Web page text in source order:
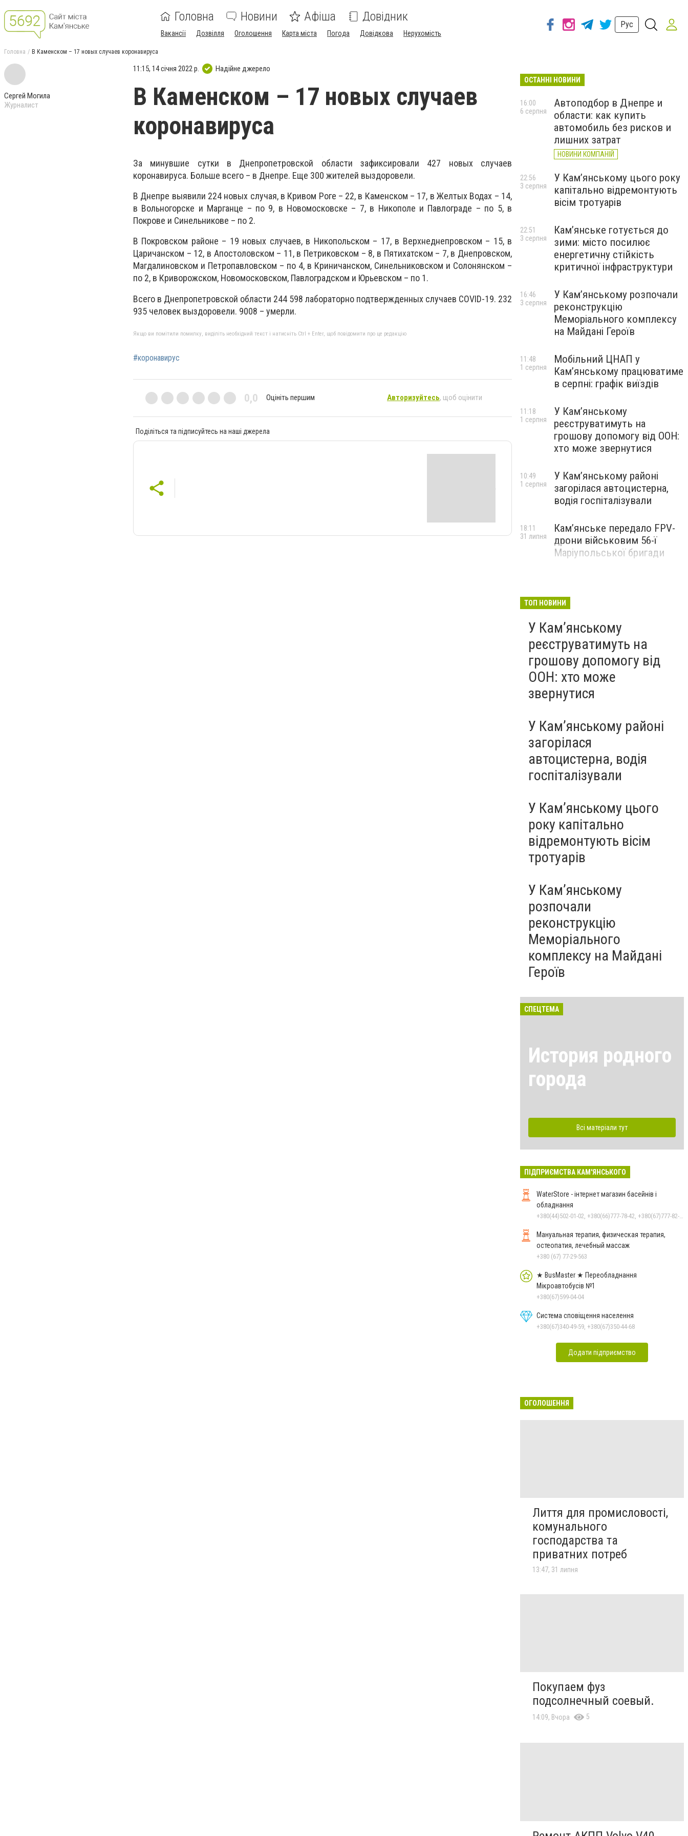
Головна Новини Афіша Довідник
Вакансії Дозвілля Оголошення Карта міста Погода Довідкова Нерухомість
Рус
Головна В Каменском – 17 новых случаев коронавируса
Сергей Могила
Журналист
11:15, 14 січня 2022 р. Надійне джерело
В Каменском – 17 новых случаев
коронавируса
За минувшие сутки в Днепропетровской области зафиксировали 427 новых случаев
коронавируса. Больше всего – в Днепре. Еще 300 жителей выздоровели.
В Днепре выявили 224 новых случая, в Кривом Роге – 22, в Каменском – 17, в Желтых Водах – 14,
в Вольногорске и Марганце – по 9, в Новомосковске – 7, в Никополе и Павлограде – по 5, в
Покрове и Синельникове – по 2.
В Покровском районе – 19 новых случаев, в Никопольском – 17, в Верхнеднепровском – 15, в
Царичанском – 12, в Апостоловском – 11, в Петриковском – 8, в Пятихатском – 7, в Днепровском,
Магдалиновском и Петропавловском – по 4, в Криничанском, Синельниковском и Солонянском –
по 2, в Криворожском, Новомосковском, Павлоградском и Юрьевском – по 1.
Всего в Днепропетровской области 244 598 лабораторно подтвержденных случаев COVID-19. 232
935 человек выздоровели. 9008 – умерли.
Якщо ви помітили помилку, виділіть необхідний текст і натисніть Ctrl + Enter, щоб повідомити про це редакцію
#коронавирус
0,0 Оцініть першим Авторизуйтесь, щоб оцінити
Поділіться та підписуйтесь на наші джерела
ОСТАННІ НОВИНИ
Автоподбор в Днепре и
области: как купить
автомобиль без рисков и
лишних затрат
НОВИНИ КОМПАНІЙ
16:00
6 серпня
У Кам’янському цього року
капітально відремонтують
вісім тротуарів
22:56
3 серпня
Кам’янське готується до
зими: місто посилює
енергетичну стійкість
критичної інфраструктури
22:51
3 серпня
У Кам’янському розпочали
реконструкцію
Меморіального комплексу
на Майдані Героїв
16:46
3 серпня
Мобільний ЦНАП у
Кам’янському працюватиме
в серпні: графік виїздів
11:48
1 серпня
У Кам’янському
реєструватимуть на
грошову допомогу від ООН:
хто може звернутися
11:18
1 серпня
У Кам’янському районі
загорілася автоцистерна,
водія госпіталізували
10:49
1 серпня
Кам’янське передало FPV-
дрони військовим 56-ї
Маріупольської бригади
18:11
31 липня
ТОП НОВИНИ
У Кам’янському
реєструватимуть на
грошову допомогу від
ООН: хто може
звернутися
У Кам’янському районі
загорілася
автоцистерна, водія
госпіталізували
У Кам’янському цього
року капітально
відремонтують вісім
тротуарів
У Кам’янському
розпочали
реконструкцію
Меморіального
комплексу на Майдані
Героїв
СПЕЦТЕМА
История родного
города
Всі матеріали тут
ПІДПРИЄМСТВА КАМ'ЯНСЬКОГО
WaterStore - інтернет магазин басейнів і
обладнання
Мануальная терапия, физическая терапия,
остеопатия, лечебный массаж
+380 (67) 77-29-563
★ BusMaster ★ Переобладнання
Мікроавтобусів №1
+380(67)599-04-04
Система сповіщення населення
+380(67)340-49-59, +380(67)350-44-68
Додати підприємство
ОГОЛОШЕННЯ
Лиття для промисловості,
комунального
господарства та
приватних потреб
13:47, 31 липня
Покупаем фуз
подсолнечный соевый.
14:09, Вчора 5